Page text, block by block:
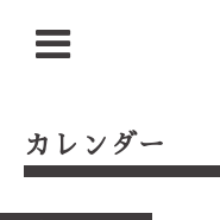
カレンダー